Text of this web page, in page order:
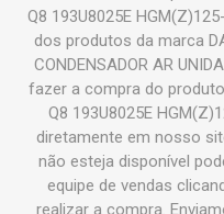
Q8 193U8025E
dos produtos da marca
CONDENSADOR AR
fazer a compra do produto
Q8 193U8025E
diretamente em nosso
não esteja disponível
equipe de vendas
realizar a compra.